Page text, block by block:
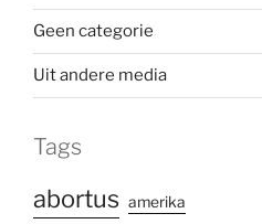
Geen categorie
Uit andere media
Tags
abortus amerika